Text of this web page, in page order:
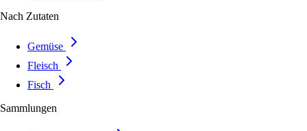
Nach Zutaten
Gemüse
Fleisch
Fisch
Sammlungen